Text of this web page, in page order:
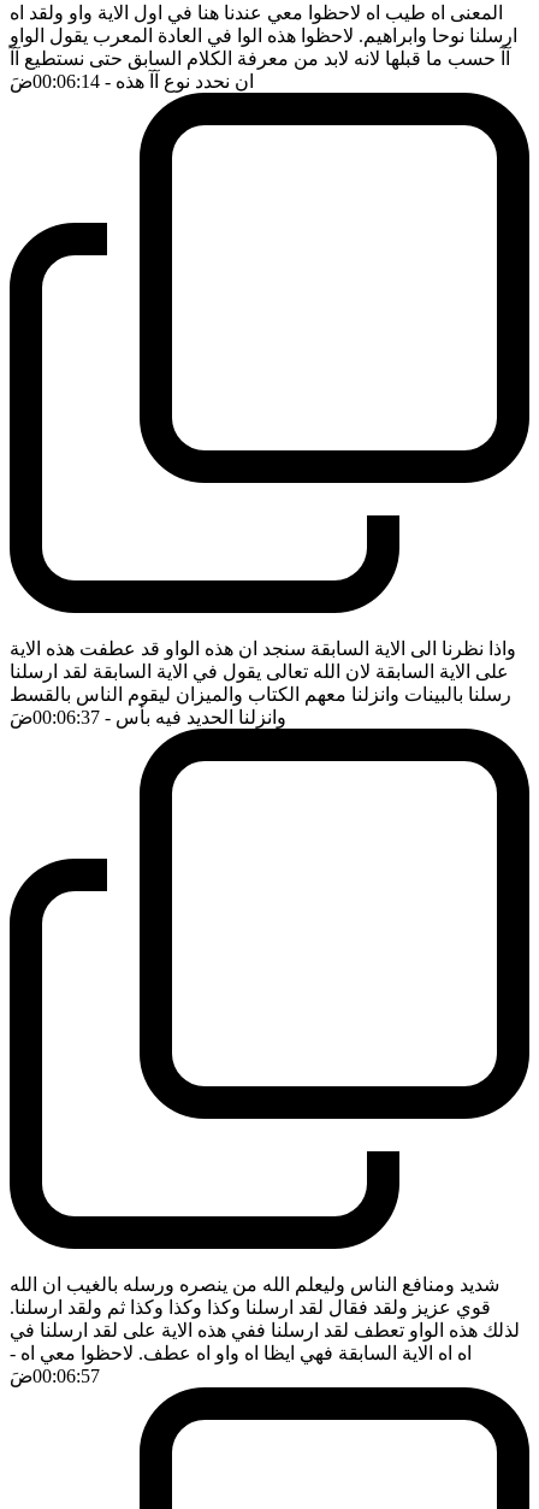
المعنى اه طيب اه لاحظوا معي عندنا هنا في اول الاية واو ولقد اه
ارسلنا نوحا وابراهيم. لاحظوا هذه الوا في العادة المعرب يقول الواو
آآ حسب ما قبلها لانه لابد من معرفة الكلام السابق حتى نستطيع آآ
ان نحدد نوع آآ هذه - 00:06:14 ضَ
واذا نظرنا الى الاية السابقة سنجد ان هذه الواو قد عطفت هذه الاية
على الاية السابقة لان الله تعالى يقول في الاية السابقة لقد ارسلنا
رسلنا بالبينات وانزلنا معهم الكتاب والميزان ليقوم الناس بالقسط
وانزلنا الحديد فيه بأس - 00:06:37 ضَ
شديد ومنافع الناس وليعلم الله من ينصره ورسله بالغيب ان الله
قوي عزيز ولقد فقال لقد ارسلنا وكذا وكذا وكذا ثم ولقد ارسلنا.
لذلك هذه الواو تعطف لقد ارسلنا ففي هذه الاية على لقد ارسلنا في
اه اه الاية السابقة فهي ايظا اه واو اه عطف. لاحظوا معي اه -
00:06:57ضَ